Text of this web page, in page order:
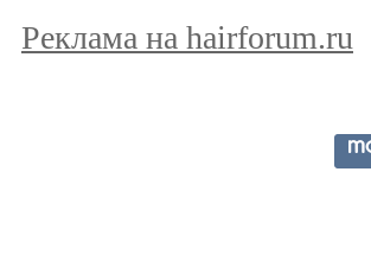
Реклама на hairforum.ru